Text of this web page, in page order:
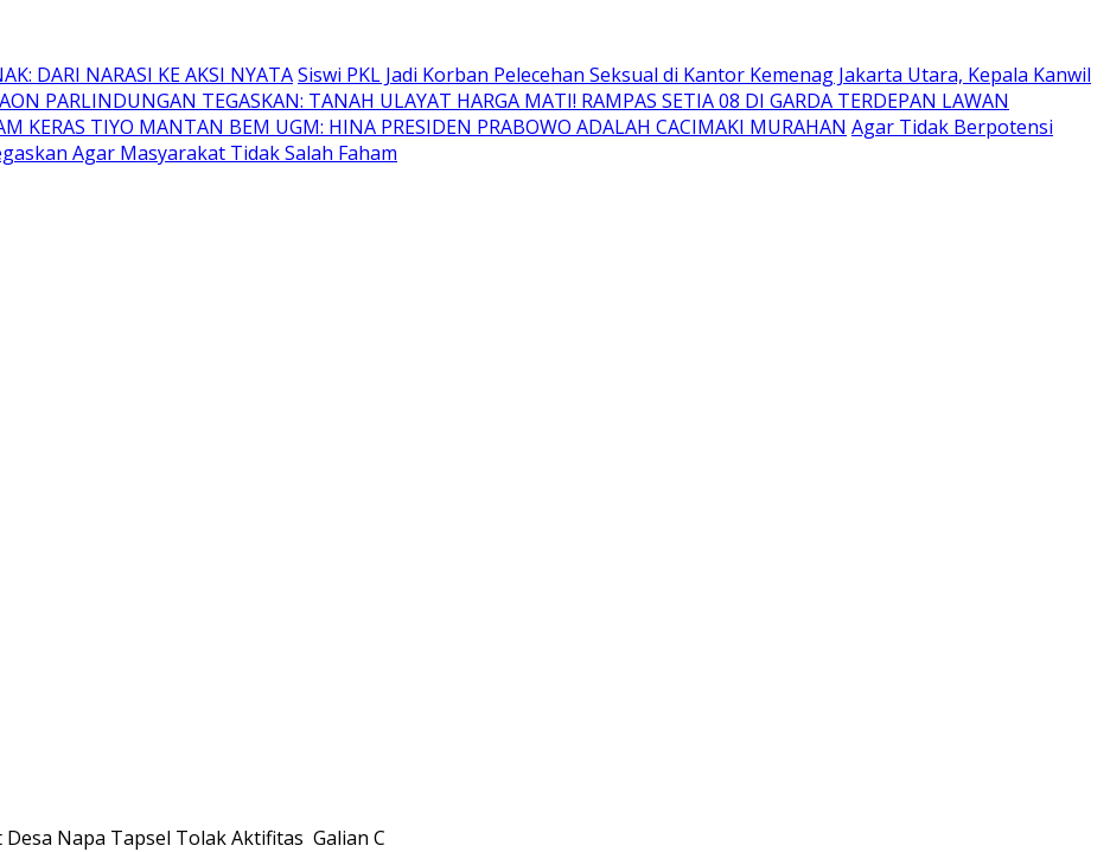
DARI NARASI KE AKSI NYATASiswi PKL Jadi Korban Pelecehan Seksual di Kantor Kemenag Jakarta Utara, Kepala Kanwil
PARLINDUNGAN TEGASKAN: TANAH ULAYAT HARGA MATI! RAMPAS SETIA 08 DI GARDA TERDEPAN LAWAN
KERAS TIYO MANTAN BEM UGM: HINA PRESIDEN PRABOWO ADALAH CACIMAKI MURAHAN Agar Tidak Berpotensi
Agar Masyarakat Tidak Salah Faham
Napa Tapsel Tolak Aktifitas Galian C